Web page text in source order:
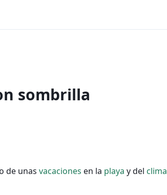
sombrilla
de unas vacaciones en la playa y del clima